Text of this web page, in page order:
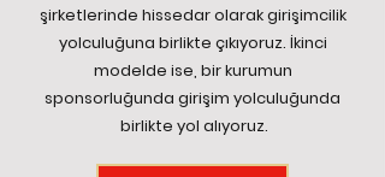
şirketlerinde hissedar olarak girişimcilik
yolculuğuna birlikte çıkıyoruz. İkinci
modelde ise, bir kurumun
sponsorluğunda girişim yolculuğunda
birlikte yol alıyoruz.